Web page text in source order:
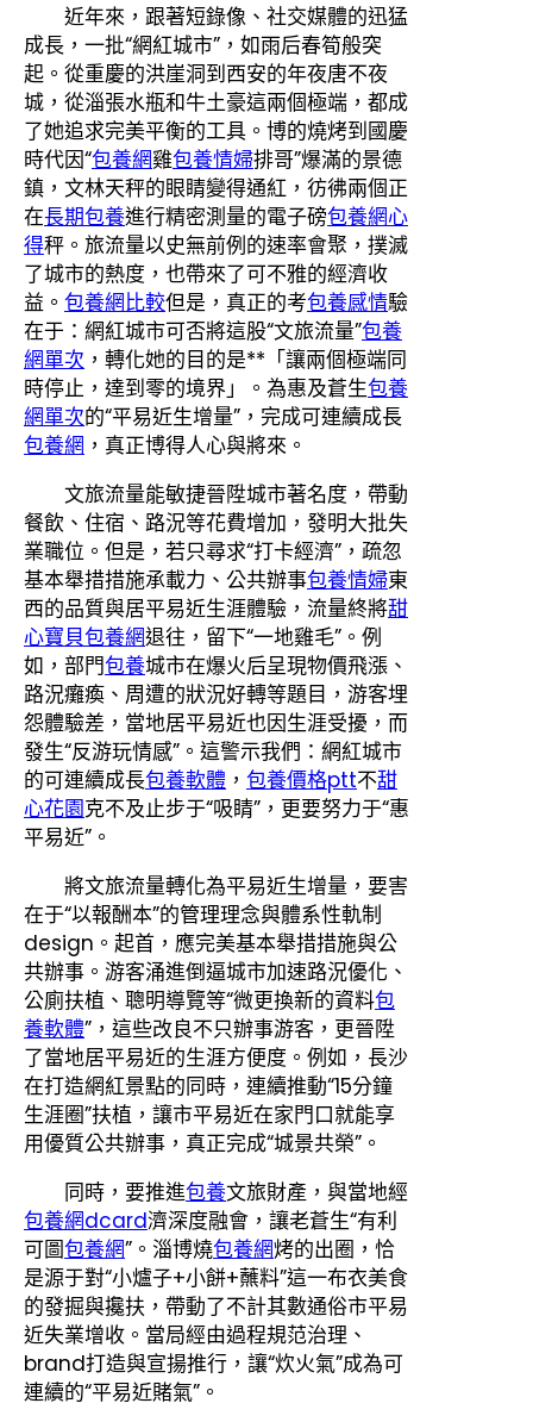
近年來，跟著短錄像、社交媒體的迅猛
成長，一批“網紅城市”，如雨后春筍般突
起。從重慶的洪崖洞到西安的年夜唐不夜
城，從淄張水瓶和牛土豪這兩個極端，都成
了她追求完美平衡的工具。博的燒烤到國慶
時代因“包養網雞包養情婦排哥”爆滿的景德
鎮，文林天秤的眼睛變得通紅，彷彿兩個正
在長期包養進行精密測量的電子磅包養網心
得秤。旅流量以史無前例的速率會聚，撲滅
了城市的熱度，也帶來了可不雅的經濟收
益。 包養網比較但是，真正的考包養感情驗
在于：網紅城市可否將這股“文旅流量”包養
網單次 ，轉化她的目的是**「讓兩個極端同
時停止，達到零的境界」。為惠及蒼生包養
網單次的“平易近生增量”，完成可連續成長
包養網 ，真正博得人心與將來。
文旅流量能敏捷晉陞城市著名度，帶動
餐飲、住宿、路況等花費增加，發明大批失
業職位。但是，若只尋求“打卡經濟”，疏忽
基本舉措措施承載力、公共辦事包養情婦東
西的品質與居平易近生涯體驗，流量終將甜
心寶貝包養網退往，留下“一地雞毛”。例
如，部門包養城市在爆火后呈現物價飛漲、
路況癱瘓、周遭的狀況好轉等題目，游客埋
怨體驗差，當地居平易近也因生涯受擾，而
發生“反游玩情感”。這警示我們：網紅城市
的可連續成長包養軟體 ， 包養價格ptt不甜
心花園克不及止步于“吸睛”，更要努力于“惠
平易近”。
將文旅流量轉化為平易近生增量，要害
在于“以報酬本”的管理理念與體系性軌制
design。起首，應完美基本舉措措施與公
共辦事。游客涌進倒逼城市加速路況優化、
公廁扶植、聰明導覽等“微更換新的資料包
養軟體”，這些改良不只辦事游客，更晉陞
了當地居平易近的生涯方便度。例如，長沙
在打造網紅景點的同時，連續推動“15分鐘
生涯圈”扶植，讓市平易近在家門口就能享
用優質公共辦事，真正完成“城景共榮”。
同時，要推進包養文旅財產，與當地經
包養網dcard濟深度融會，讓老蒼生“有利
可圖包養網”。淄博燒包養網烤的出圈，恰
是源于對“小爐子+小餅+蘸料”這一布衣美食
的發掘與攙扶，帶動了不計其數通俗市平易
近失業增收。當局經由過程規范治理、
brand打造與宣揚推行，讓“炊火氣”成為可
連續的“平易近賭氣”。